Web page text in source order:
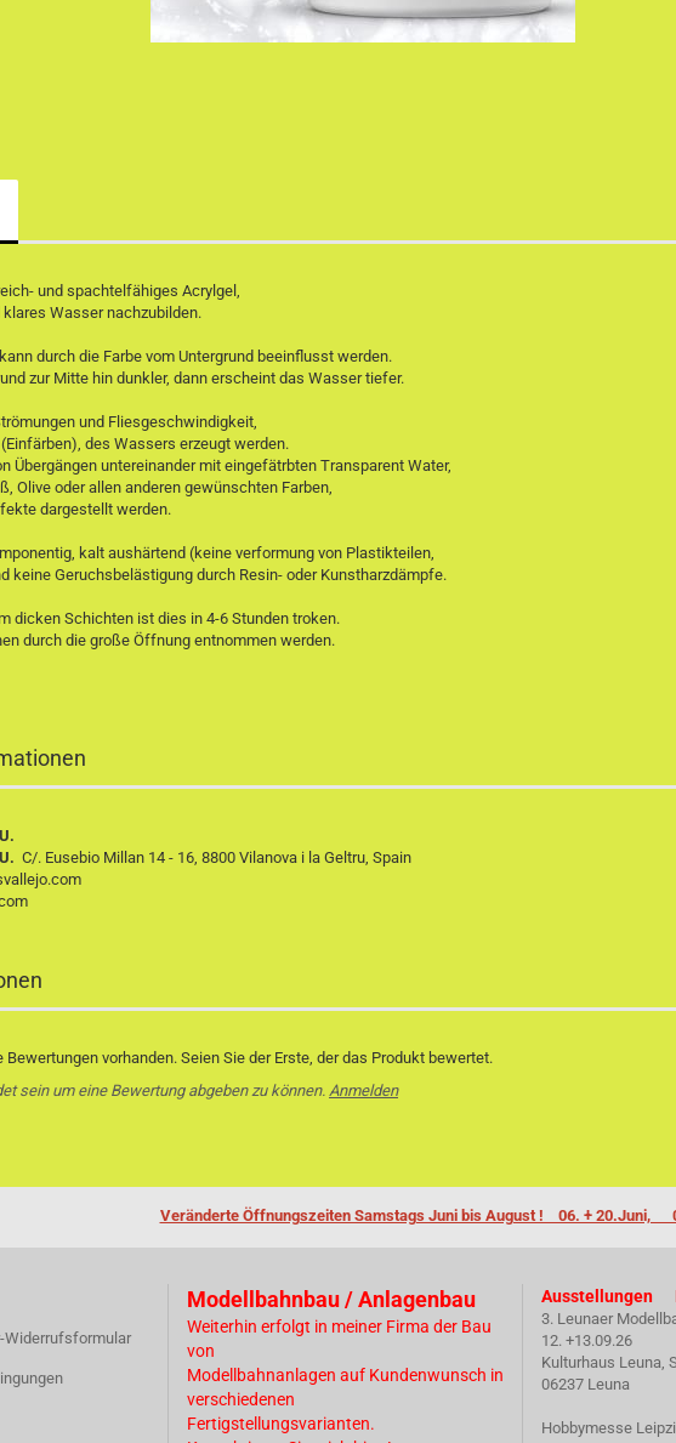
und spachtelfähiges Acrylgel,
Wasser nachzubilden.
durch die Farbe vom Untergrund beeinflusst werden.
zur Mitte hin dunkler, dann erscheint das Wasser tiefer.
und Fliesgeschwindigkeit,
des Wassers erzeugt werden.
Übergängen untereinander mit eingefätrbten Transparent Water,
Olive oder allen anderen gewünschten Farben,
dargestellt werden.
kalt aushärtend (keine verformung von Plastikteilen,
keine Geruchsbelästigung durch Resin- oder Kunstharzdämpfe.
dicken Schichten ist dies in 4-6 Stunden troken.
durch die große Öffnung entnommen werden.
C/. Eusebio Millan 14 - 16, 8800 Vilanova i la Geltru, Spain
Bewertungen vorhanden. Seien Sie der Erste, der das Produkt bewertet.
sein um eine Bewertung abgeben zu können. Anmelden
Veränderte Öffnungszeiten Samstags Juni bis August ! 06. + 20.Juni,
Widerrufsformular
Modellbahnbau / Anlagenbau
Weiterhin erfolgt in meiner Firma der Bau
von
Modellbahnanlagen auf Kundenwunsch in
verschiedenen
Fertigstellungsvarianten.
Ausstellungen
3. Leunaer
12. +13.09.26
Kulturhaus Leuna,
06237 Leuna
Hobbymesse